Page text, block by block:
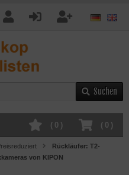
Suchen
( 0 )
( 0 )
Rückläufer: T2-
von KIPON